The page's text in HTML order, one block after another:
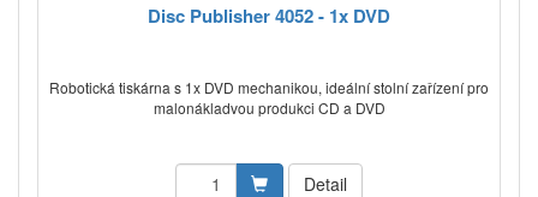
Disc Publisher 4052 - 1x DVD
Robotická tiskárna s 1x DVD mechanikou, ideální stolní zařízení pro
malonákladvou produkci CD a DVD
Detail